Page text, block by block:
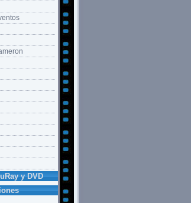
y DVD